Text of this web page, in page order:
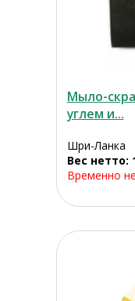
Мыло-
углем и...
Шри-Ланка
Вес нетто:
Временно